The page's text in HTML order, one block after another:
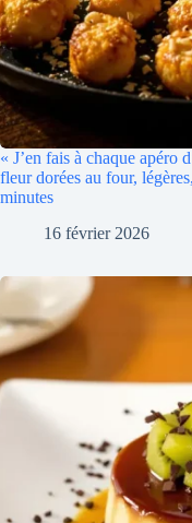
« J’en fais à chaque apéro
fleur dorées au four,
minutes
16 février 2026